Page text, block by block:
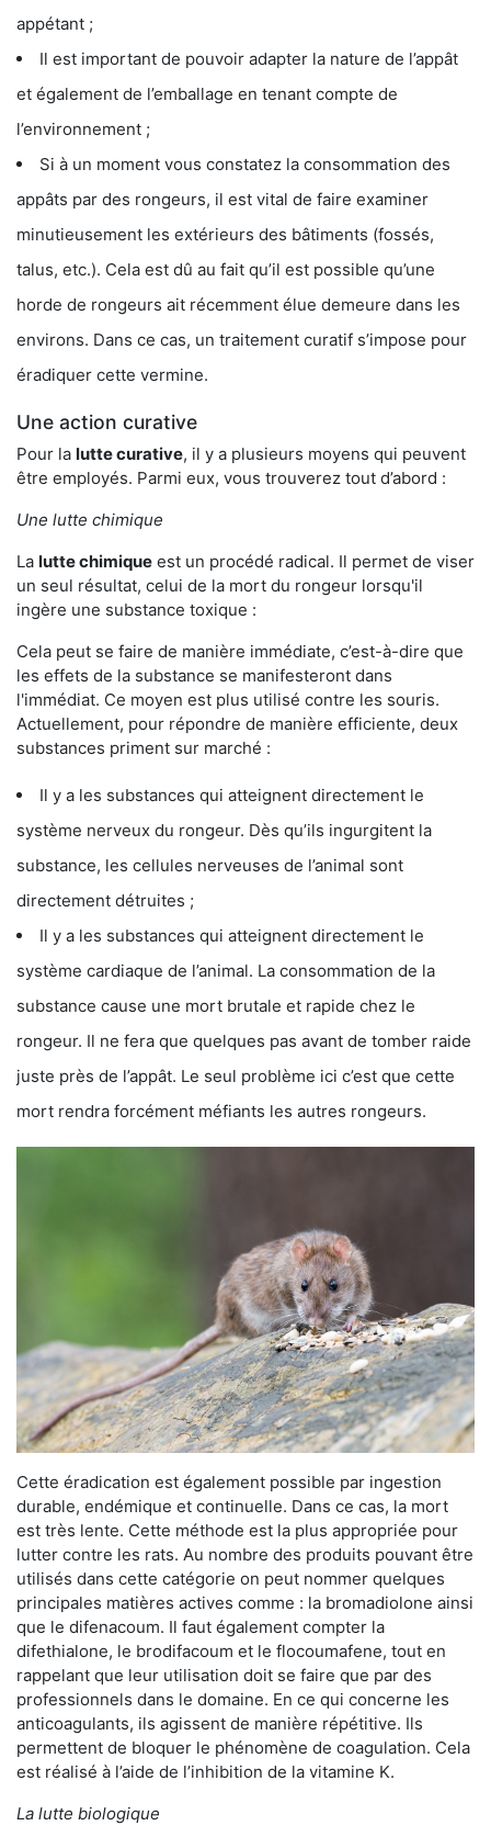
appétant ;
Il est important de pouvoir adapter la nature de l’appât
et également de l’emballage en tenant compte de
l’environnement ;
Si à un moment vous constatez la consommation des
appâts par des rongeurs, il est vital de faire examiner
minutieusement les extérieurs des bâtiments (fossés,
talus, etc.). Cela est dû au fait qu’il est possible qu’une
horde de rongeurs ait récemment élue demeure dans les
environs. Dans ce cas, un traitement curatif s’impose pour
éradiquer cette vermine.
Une action curative
Pour la lutte curative, il y a plusieurs moyens qui peuvent
être employés. Parmi eux, vous trouverez tout d’abord :
Une lutte chimique
La lutte chimique est un procédé radical. Il permet de viser
un seul résultat, celui de la mort du rongeur lorsqu'il
ingère une substance toxique :
Cela peut se faire de manière immédiate, c’est-à-dire que
les effets de la substance se manifesteront dans
l'immédiat. Ce moyen est plus utilisé contre les souris.
Actuellement, pour répondre de manière efficiente, deux
substances priment sur marché :
Il y a les substances qui atteignent directement le
système nerveux du rongeur. Dès qu’ils ingurgitent la
substance, les cellules nerveuses de l’animal sont
directement détruites ;
Il y a les substances qui atteignent directement le
système cardiaque de l’animal. La consommation de la
substance cause une mort brutale et rapide chez le
rongeur. Il ne fera que quelques pas avant de tomber raide
juste près de l’appât. Le seul problème ici c’est que cette
mort rendra forcément méfiants les autres rongeurs.
Cette éradication est également possible par ingestion
durable, endémique et continuelle. Dans ce cas, la mort
est très lente. Cette méthode est la plus appropriée pour
lutter contre les rats. Au nombre des produits pouvant être
utilisés dans cette catégorie on peut nommer quelques
principales matières actives comme : la bromadiolone ainsi
que le difenacoum. Il faut également compter la
difethialone, le brodifacoum et le flocoumafene, tout en
rappelant que leur utilisation doit se faire que par des
professionnels dans le domaine. En ce qui concerne les
anticoagulants, ils agissent de manière répétitive. Ils
permettent de bloquer le phénomène de coagulation. Cela
est réalisé à l’aide de l’inhibition de la vitamine K.
La lutte biologique